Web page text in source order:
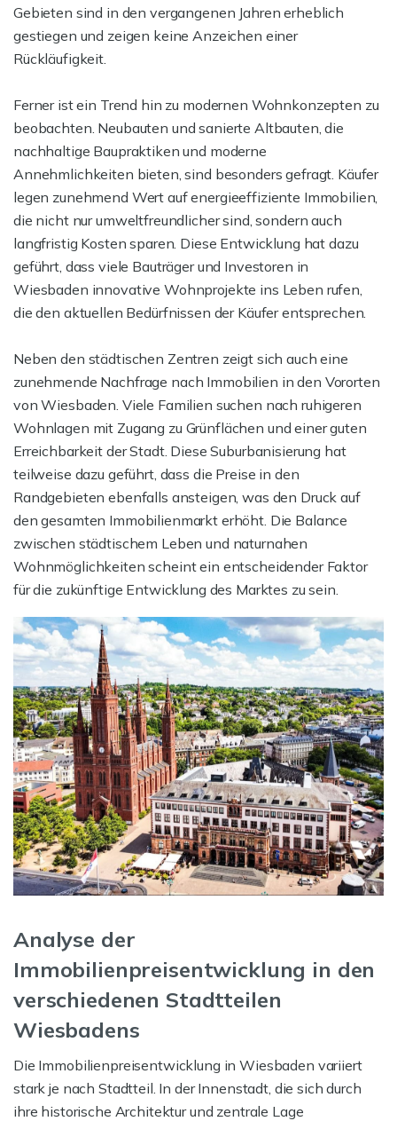
Gebieten sind in den vergangenen Jahren erheblich
gestiegen und zeigen keine Anzeichen einer
Rückläufigkeit.
Ferner ist ein Trend hin zu modernen Wohnkonzepten zu
beobachten. Neubauten und sanierte Altbauten, die
nachhaltige Baupraktiken und moderne
Annehmlichkeiten bieten, sind besonders gefragt. Käufer
legen zunehmend Wert auf energieeffiziente Immobilien,
die nicht nur umweltfreundlicher sind, sondern auch
langfristig Kosten sparen. Diese Entwicklung hat dazu
geführt, dass viele Bauträger und Investoren in
Wiesbaden innovative Wohnprojekte ins Leben rufen,
die den aktuellen Bedürfnissen der Käufer entsprechen.
Neben den städtischen Zentren zeigt sich auch eine
zunehmende Nachfrage nach Immobilien in den Vororten
von Wiesbaden. Viele Familien suchen nach ruhigeren
Wohnlagen mit Zugang zu Grünflächen und einer guten
Erreichbarkeit der Stadt. Diese Suburbanisierung hat
teilweise dazu geführt, dass die Preise in den
Randgebieten ebenfalls ansteigen, was den Druck auf
den gesamten Immobilienmarkt erhöht. Die Balance
zwischen städtischem Leben und naturnahen
Wohnmöglichkeiten scheint ein entscheidender Faktor
für die zukünftige Entwicklung des Marktes zu sein.
Analyse der
Immobilienpreisentwicklung in den
verschiedenen Stadtteilen
Wiesbadens
Die Immobilienpreisentwicklung in Wiesbaden variiert
stark je nach Stadtteil. In der Innenstadt, die sich durch
ihre historische Architektur und zentrale Lage